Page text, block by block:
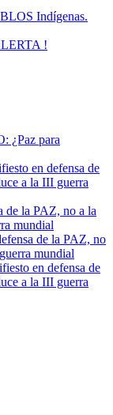
Indígenas.
!
¿Paz para
en defensa de
a la III guerra
de la PAZ, no a la
mundial
de la PAZ, no
mundial
en defensa de
a la III guerra